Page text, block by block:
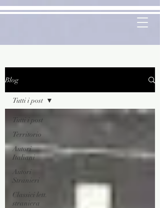
Blog
Tutti i post
Territorio
Autori
Italiani
Autori
Stranieri
Classici lett.
straniera
Tutti i post